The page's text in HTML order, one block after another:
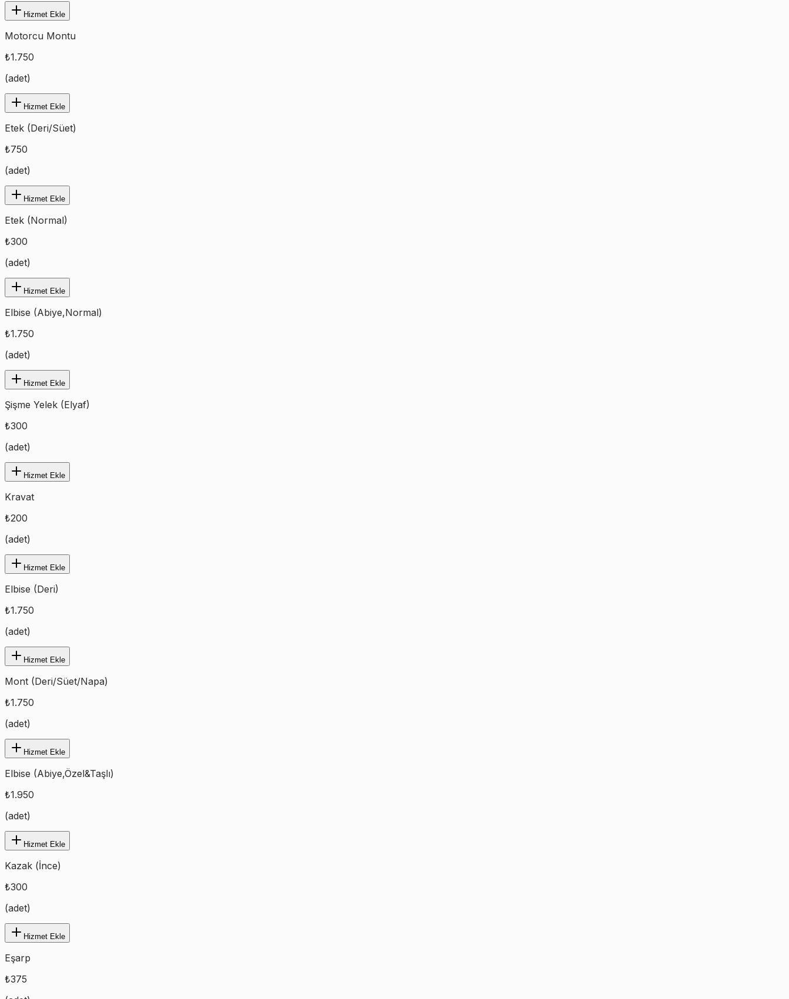
Hizmet Ekle
Motorcu Montu
₺1.750
(adet)
Hizmet Ekle
Etek (Deri/Süet)
₺750
(adet)
Hizmet Ekle
Etek (Normal)
₺300
(adet)
Hizmet Ekle
Elbise (Abiye,Normal)
₺1.750
(adet)
Hizmet Ekle
Şişme Yelek (Elyaf)
₺300
(adet)
Hizmet Ekle
Kravat
₺200
(adet)
Hizmet Ekle
Elbise (Deri)
₺1.750
(adet)
Hizmet Ekle
Mont (Deri/Süet/Napa)
₺1.750
(adet)
Hizmet Ekle
Elbise (Abiye,Özel&Taşlı)
₺1.950
(adet)
Hizmet Ekle
Kazak (İnce)
₺300
(adet)
Hizmet Ekle
Eşarp
₺375